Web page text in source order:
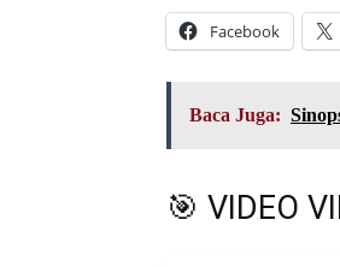
Facebook
Baca Juga:
🎯 VIDEO